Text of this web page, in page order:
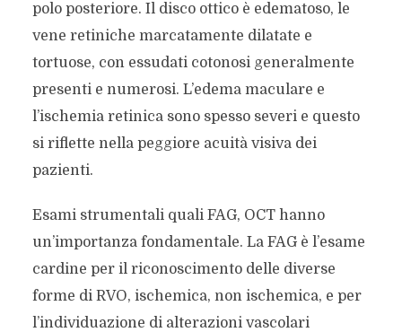
polo posteriore. Il disco ottico è edematoso, le
vene retiniche marcatamente dilatate e
tortuose, con essudati cotonosi generalmente
presenti e numerosi. L’edema maculare e
l’ischemia retinica sono spesso severi e questo
si riflette nella peggiore acuità visiva dei
pazienti.
Esami strumentali quali FAG, OCT hanno
un’importanza fondamentale. La FAG è l’esame
cardine per il riconoscimento delle diverse
forme di RVO, ischemica, non ischemica, e per
l’individuazione di alterazioni vascolari